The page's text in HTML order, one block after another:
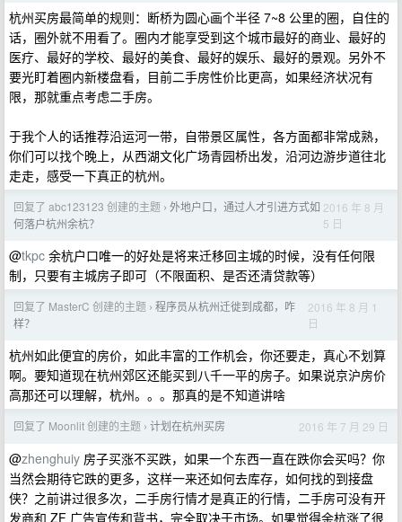
杭州买房最简单的规则：断桥为圆心画个半径 7~8 公里的圈，自住的
话，圈外就不用看了。圈内才能享受到这个城市最好的商业、最好的
医疗、最好的学校、最好的美食、最好的娱乐、最好的景观。另外不
要光盯着圈内新楼盘看，目前二手房性价比更高，如果经济状况有
限，那就重点考虑二手房。
于我个人的话推荐沿运河一带，自带景区属性，各方面都非常成熟，
你们可以找个晚上，从西湖文化广场青园桥出发，沿河边游步道往北
走走，感受一下真正的杭州。
回复了 abc123123 创建的主题 › 外地户口，通过人才引进方式如
何落户杭州余杭？
2016 年 8 月
5 日
@tkpc 余杭户口唯一的好处是将来迁移回主城的时候，没有任何限
制，只要有主城房子即可（不限面积、是否还清贷款等）
回复了 MasterC 创建的主题 › 程序员从杭州迁徙到成都，咋
样？
2016 年 8 月 1
日
杭州如此便宜的房价，如此丰富的工作机会，你还要走，真心不划算
啊。要知道现在杭州郊区还能买到八千一平的房子。如果说京沪房价
高那还可以理解，杭州。。。那真的是不知道讲啥
回复了 Moonlit 创建的主题 › 计划在杭州买房 2016 年 7 月 29 日
@zhenghuiy 房子买涨不买跌，如果一个东西一直在跌你会买吗？你
当然会期待它跌的更多，这样一来还如何去库存，如何找的到接盘
侠？之前讲过很多次，二手房行情才是真正的行情，二手房可没有开
发商和 ZF 广告宣传和背书，完全取决于市场。如果觉得余杭涨了很